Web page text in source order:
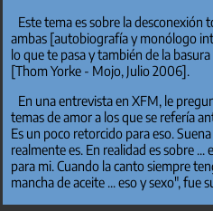
Este tema es sobre la desconexión
ambas [autobiografía y monólogo
lo que te pasa y también de la
[Thom Yorke - Mojo, Julio 2006].
En una entrevista en XFM, le
temas de amor a los que se refería
Es un poco retorcido para eso.
realmente es. En realidad es sobre
para mi. Cuando la canto siempre
mancha de aceite ... eso y sexo", fue